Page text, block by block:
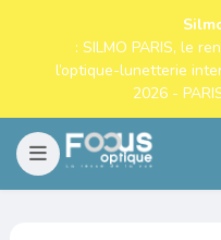
: SILMO PARIS, le
l’optique-lunetterie
2026 -